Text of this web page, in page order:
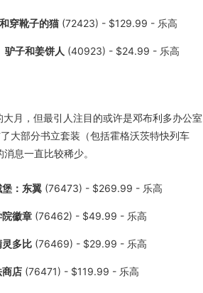
穿靴子的猫 (72423) - $129.99 - 乐高
子和姜饼人 (40923) - $24.99 - 乐高
大月，但最引人注目的或许是邓布利多办公室
大部分书立套装（包括霍格沃茨特快列车
息一直比较稀少。
堡：东翼 (76473) - $269.99 - 乐高
院徽章 (76462) - $49.99 - 乐高
灵多比 (76469) - $29.99 - 乐高
商店 (76471) - $119.99 - 乐高